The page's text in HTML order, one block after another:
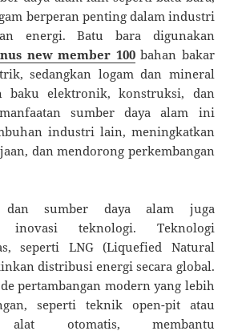
berperan penting dalam industri
energi. Batu bara digunakan
new member 100bahan bakar
sedangkan logam dan mineral
baku elektronik, konstruksi, dan
sumber daya alam ini
industri lain, meningkatkan
dan mendorong perkembangan
sumber daya alam juga
inovasi teknologi. Teknologi
seperti LNG (Liquefied Natural
distribusi energi secara global.
pertambangan modern yang lebih
seperti teknik open-pit atau
alat otomatis, membantu